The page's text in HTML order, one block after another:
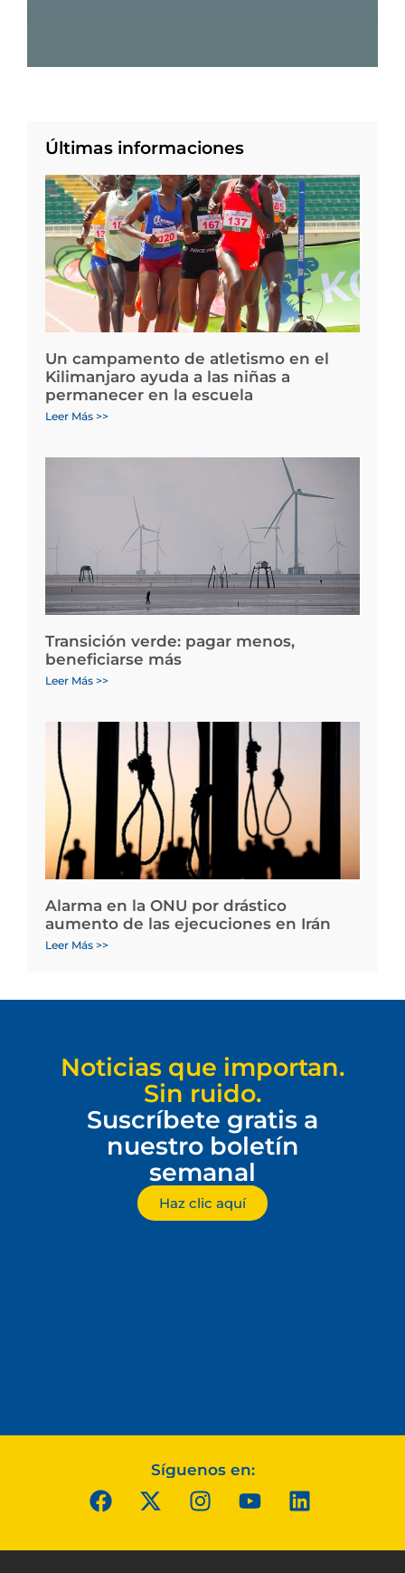
Últimas informaciones
Un campamento de atletismo en el
Kilimanjaro ayuda a las niñas a
permanecer en la escuela
Leer Más >>
Transición verde: pagar menos,
beneficiarse más
Leer Más >>
Alarma en la ONU por drástico
aumento de las ejecuciones en Irán
Leer Más >>
Noticias que importan.
Sin ruido.
Suscríbete gratis a
nuestro boletín
semanal
Haz clic aquí
Síguenos en: